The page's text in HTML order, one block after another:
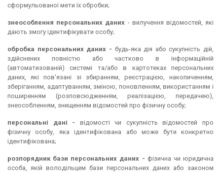
сформульованої мети їх обробки;
знеособлення персональних даних - вилучення відомостей, які
дають змогу ідентифікувати особу;
обробка персональних даних - будь-яка дія або сукупність дій,
здійснених повністю або частково в інформаційній
(автоматизованій) системі та/або в картотеках персональних
даних, які пов'язані зі збиранням, реєстрацією, накопиченням,
зберіганням, адаптуванням, зміною, поновленням, використанням і
поширенням (розповсюдженням, реалізацією, передачею),
знеособленням, знищенням відомостей про фізичну особу;
персональні дані - відомості чи сукупність відомостей про
фізичну особу, яка ідентифікована або може бути конкретно
ідентифікована;
розпорядник бази персональних даних - фізична чи юридична
особа, якій володільцем бази персональних даних або законом